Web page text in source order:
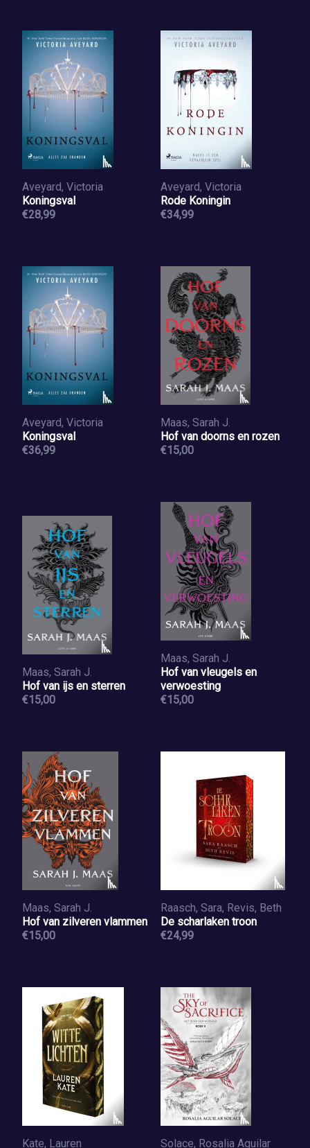
Aveyard, Victoria
Koningsval
€28,99
Aveyard, Victoria
Rode Koningin
€34,99
Aveyard, Victoria
Koningsval
€36,99
Maas, Sarah J.
Hof van doorns en rozen
€15,00
Maas, Sarah J.
Hof van ijs en sterren
€15,00
Maas, Sarah J.
Hof van vleugels en
verwoesting
€15,00
Maas, Sarah J.
Hof van zilveren vlammen
€15,00
Raasch, Sara, Revis, Beth
De scharlaken troon
€24,99
Kate, Lauren Solace, Rosalia Aguilar